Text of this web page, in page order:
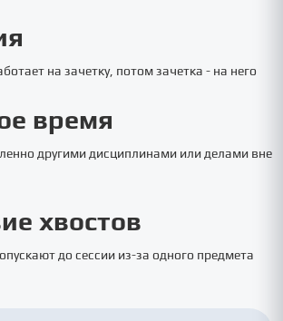
на зачетку, потом зачетка - на него
время
другими дисциплинами или делами вне
хвостов
до сессии из-за одного предмета